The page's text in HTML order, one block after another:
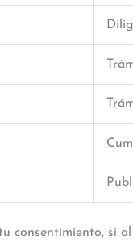
consentimiento, si